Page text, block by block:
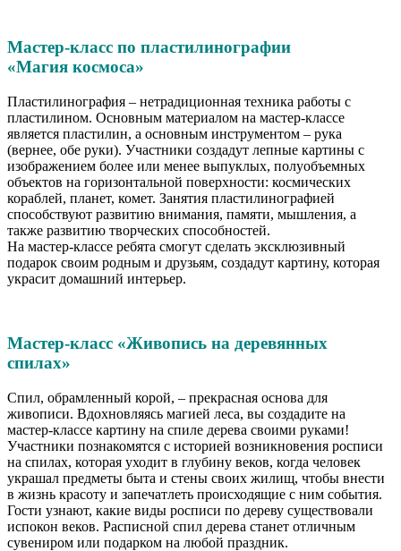
Мастер-класс по пластилинографии
«Магия космоса»
Пластилинография – нетрадиционная техника работы с
пластилином. Основным материалом на мастер-классе
является пластилин, а основным инструментом – рука
(вернее, обе руки). Участники создадут лепные картины с
изображением более или менее выпуклых, полуобъемных
объектов на горизонтальной поверхности: космических
кораблей, планет, комет. Занятия пластилинографией
способствуют развитию внимания, памяти, мышления, а
также развитию творческих способностей.
На мастер-классе ребята смогут сделать эксклюзивный
подарок своим родным и друзьям, создадут картину, которая
украсит домашний интерьер.
Мастер-класс «Живопись на деревянных
спилах»
Спил, обрамленный корой, – прекрасная основа для
живописи. Вдохновляясь магией леса, вы создадите на
мастер-классе картину на спиле дерева своими руками!
Участники познакомятся с историей возникновения росписи
на спилах, которая уходит в глубину веков, когда человек
украшал предметы быта и стены своих жилищ, чтобы внести
в жизнь красоту и запечатлеть происходящие с ним события.
Гости узнают, какие виды росписи по дереву существовали
испокон веков. Расписной спил дерева станет отличным
сувениром или подарком на любой праздник.